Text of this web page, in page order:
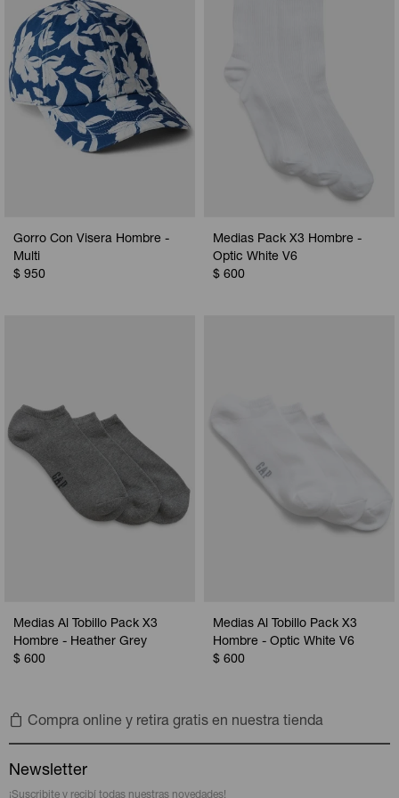
Gorro Con Visera Hombre -
Multi
$ 950
Medias Pack X3 Hombre -
Optic White V6
$ 600
Medias Al Tobillo Pack X3
Hombre - Heather Grey
$ 600
Medias Al Tobillo Pack X3
Hombre - Optic White V6
$ 600
Compra online y retira gratis en nuestra tienda
Newsletter
¡Suscribite y recibí todas nuestras novedades!